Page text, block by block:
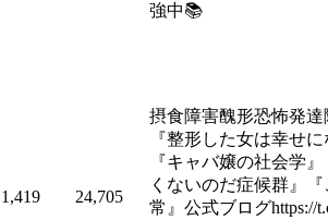
強中📚
1,419 24,705
摂食障害醜形恐怖発
『整形した女は幸せ
『キャバ嬢の社会学
くないのだ症候群』
常』公式ブログhttps://